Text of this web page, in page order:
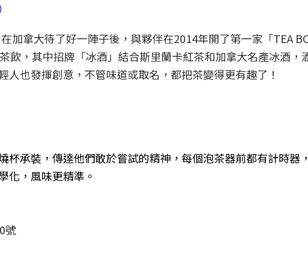
加拿大待了好一陣子後，與夥伴在2014年開了第一家「TEA
飲，其中招牌「冰酒」結合斯里蘭卡紅茶和加拿大名產冰酒，
人也發揮創意，不管味道或取名，都把茶變得更有趣了！
杯承裝，傳達他們敢於嘗試的精神，每個泡茶器前都有計時器
化，風味更精準。
號